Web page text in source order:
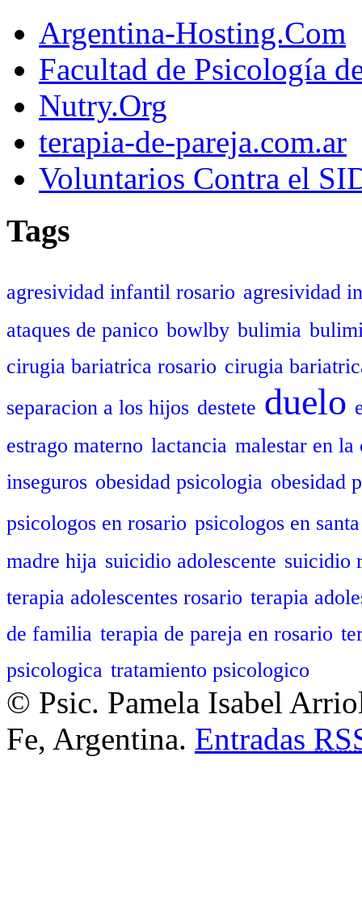
Argentina-Hosting.Com
Facultad de Psicología
Nutry.Org
terapia-de-pareja.com.ar
Voluntarios Contra el
Tags
agresividad infantil rosario agresividad
ataques de panico bowlby bulimia
cirugia bariatrica rosario cirugia
separacion a los hijos destete duelo
estrago materno lactancia malestar en la
inseguros obesidad psicologia obesidad
psicologos en rosario psicologos en
madre hija suicidio adolescente suicidio
terapia adolescentes rosario terapia
de familia terapia de pareja en rosario
psicologica tratamiento psicologico
© Psic. Pamela Isabel
Fe, Argentina. Entradas